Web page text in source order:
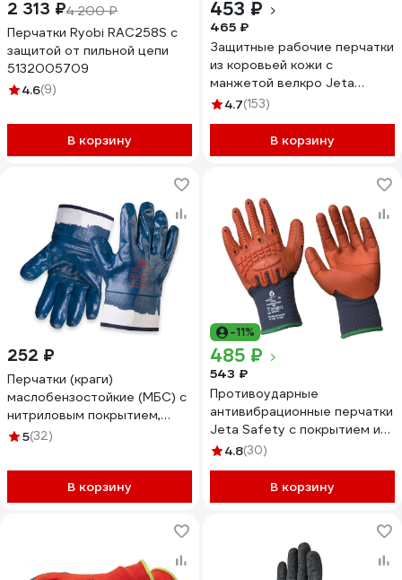
2 313 ₽4 200 ₽
Перчатки Ryobi RAC258S с
защитой от пильной цепи
5132005709
4.6(9)
В корзину
453 ₽
465 ₽
Защитные рабочие перчатки
из коровьей кожи с
манжетой велкро Jeta
Safety размер М/8 JLE301-
4.7(153)
В корзину
252 ₽
Перчатки (краги)
маслобензостойкие (МБС) с
нитриловым покрытием,
разм.XL/10 Jeta Safety
5(32)
В корзину
-11%
485 ₽
543 ₽
Противоударные
антивибрационные перчатки
Jeta Safety с покрытием из
термопласта Kraken, р. 9/L
4.8(30)
В корзину